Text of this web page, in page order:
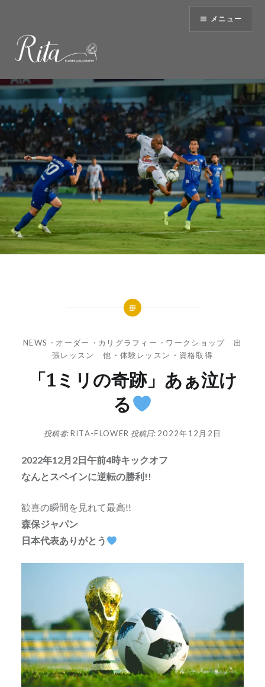
へ
キ
ッ
プ
メニュー
NEWS ・ オーダー ・ カリグラフィー ・ ワークショップ 出
張レッスン 他 ・ 体験レッスン ・ 資格取得
「1ミリの奇跡」あぁ泣け
る
投稿者:RITA-FLOWER 投稿日: 2022年12月2日
2022年12月2日午前4時キックオフ
なんとスペインに逆転の勝利!!
歓喜の瞬間を見れて最高!!
森保ジャパン
日本代表ありがとう